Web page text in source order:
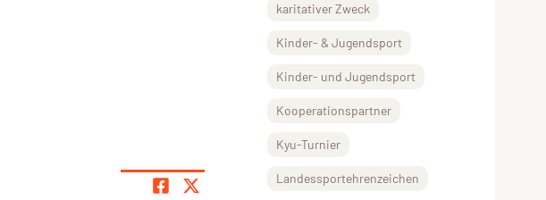
karitativer Zweck
Kinder- & Jugendsport
Kinder- und Jugendsport
Kooperationspartner
Kyu-Turnier
Landessportehrenzeichen